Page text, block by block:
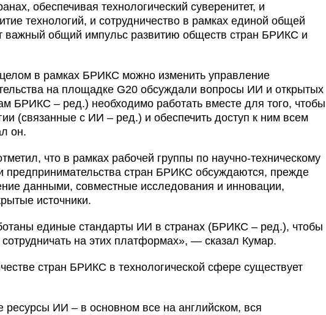
обеспечивая технологический суверенитет, и
технологий, и сотрудничество в рамках единой общей
общий импульс развитию обществ стран БРИКС и
в рамках БРИКС можно изменить управление
на площадке G20 обсуждали вопросы ИИ и открытых
БРИКС – ред.) необходимо работать вместе для того, чтобы
(связанные с ИИ – ред.) и обеспечить доступ к ним всем
он.
что в рамках рабочей группы по научно-техническому
предпринимательства стран БРИКС обсуждаются, прежде
данными, совместные исследования и инновации,
источники.
единые стандарты ИИ в странах (БРИКС – ред.), чтобы
на этих платформах», — сказал Кумар.
стран БРИКС в технологической сфере существует
ИИ – в основном все на английском, вся